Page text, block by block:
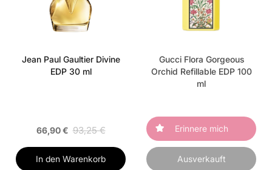
Jean Paul Gaultier Divine
EDP 30 ml
66,90 € 93,25 €
In den Warenkorb
Gucci Flora Gorgeous
Orchid Refillable EDP 100
ml
Erinnere mich
Ausverkauft